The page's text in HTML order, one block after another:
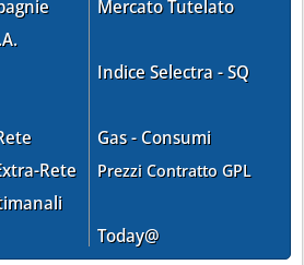
Rete
Mercato Tutelato
Indice Selectra - SQ
Gas - Consumi
Prezzi Contratto GPL
Today@